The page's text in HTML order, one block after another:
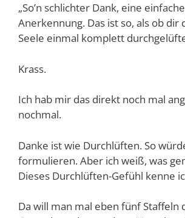
„So’n schlichter Dank, eine einfache
Anerkennung. Das ist so, als ob dir
Seele einmal komplett
Krass.
Ich hab mir das direkt noch mal
nochmal.
Danke ist wie Durchlüften. So
formulieren. Aber ich weiß, was
Dieses Durchlüften-Gefühl kenne
Da will man mal eben fünf Staffeln